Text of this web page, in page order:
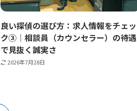
良い探偵の選び方：求人情報をチェッ
ク③｜相談員（カウンセラー）の待遇
で見抜く誠実さ
2026年7月28日